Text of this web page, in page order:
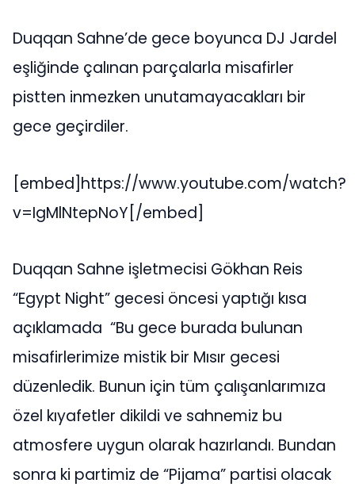
Duqqan Sahne’de gece boyunca DJ Jardel
eşliğinde çalınan parçalarla misafirler
pistten inmezken unutamayacakları bir
gece geçirdiler.
[embed]https://www.youtube.com/watch?
v=IgMlNtepNoY[/embed]
Duqqan Sahne işletmecisi Gökhan Reis
“Egypt Night” gecesi öncesi yaptığı kısa
açıklamada “Bu gece burada bulunan
misafirlerimize mistik bir Mısır gecesi
düzenledik. Bunun için tüm çalışanlarımıza
özel kıyafetler dikildi ve sahnemiz bu
atmosfere uygun olarak hazırlandı. Bundan
sonra ki partimiz de “Pijama” partisi olacak